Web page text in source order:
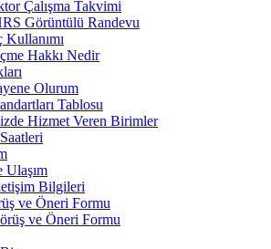
Çalışma Takvimi
Görüntülü Randevu
Kullanımı
Hakkı Nedir
Olurum
Tablosu
Hizmet Veren Birimler
Ulaşım
Bilgileri
ve Öneri Formu
ve Öneri Formu